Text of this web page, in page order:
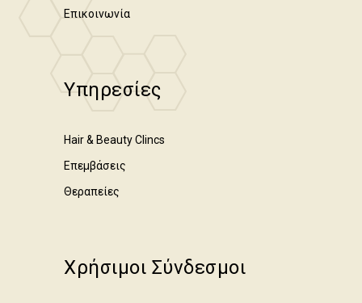
Επικοινωνία
Υπηρεσίες
Hair & Beauty Clincs
Επεμβάσεις
Θεραπείες
Χρήσιμοι Σύνδεσμοι